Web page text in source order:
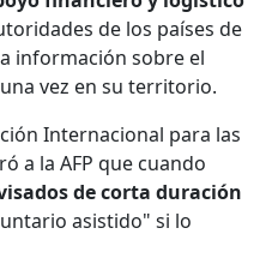
de los países de
información sobre el
vez en su territorio.
Internacional para las
a la AFP que cuando
de corta duración
asistido" si lo